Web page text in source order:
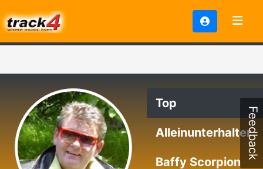
Top
Alleinunterhalter
Baffy Scorpion
Feedback